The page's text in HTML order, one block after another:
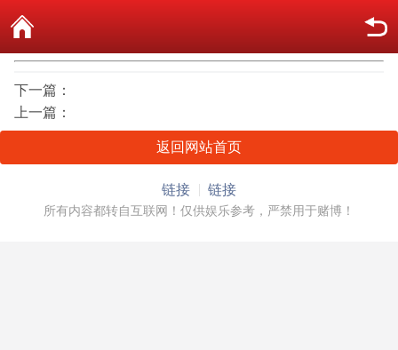
下一篇：
上一篇：
返回网站首页
链接 链接
所有内容都转自互联网！仅供娱乐参考，严禁用于赌博！